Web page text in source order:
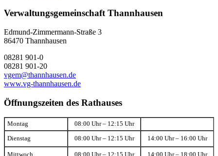
Verwaltungsgemeinschaft Thannhausen
Edmund-Zimmermann-Straße 3
86470 Thannhausen
08281 901-0
08281 901-20
vgem@thannhausen.de
www.vg-thannhausen.de
Öffnungszeiten des Rathauses
Montag 08:00 Uhr – 12:15 Uhr
Dienstag 08:00 Uhr – 12:15 Uhr 14:00 Uhr – 16:00 Uhr